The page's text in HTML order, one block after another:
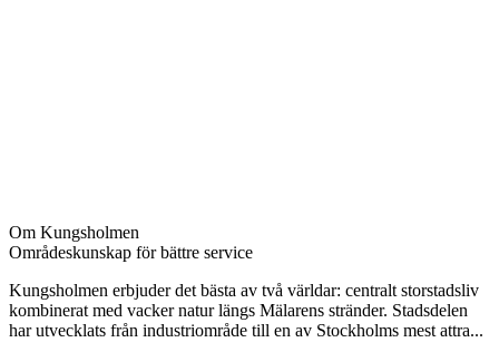
Om Kungsholmen
Områdeskunskap för bättre service
Kungsholmen erbjuder det bästa av två världar: centralt storstadsliv
kombinerat med vacker natur längs Mälarens stränder. Stadsdelen
har utvecklats från industriområde till en av Stockholms mest attra...